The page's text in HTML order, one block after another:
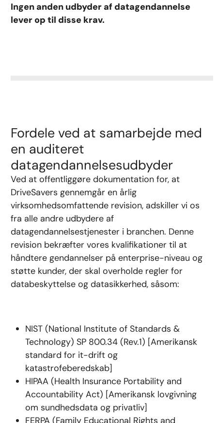
Ingen anden udbyder af datagendannelse
lever op til disse krav.
Fordele ved at samarbejde med
en auditeret
datagendannelsesudbyder
Ved at offentliggøre dokumentation for, at
DriveSavers gennemgår en årlig
virksomhedsomfattende revision, adskiller vi os
fra alle andre udbydere af
datagendannelsestjenester i branchen. Denne
revision bekræfter vores kvalifikationer til at
håndtere gendannelser på enterprise-niveau og
støtte kunder, der skal overholde regler for
databeskyttelse og datasikkerhed, såsom:
NIST (National Institute of Standards &
Technology) SP 800.34 (Rev.1) [Amerikansk
standard for it-drift og
katastrofeberedskab]
HIPAA (Health Insurance Portability and
Accountability Act) [Amerikansk lovgivning
om sundhedsdata og privatliv]
FERPA (Family Educational Rights and